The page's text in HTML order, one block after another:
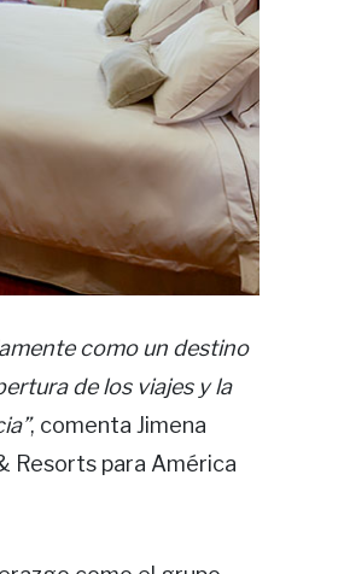
como un destino
de los viajes y la
, comenta Jimena
Resorts para América